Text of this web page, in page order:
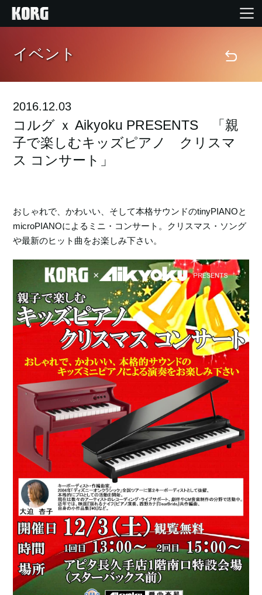
Home
Import Products
Features
Support
Store Locator
News
Location
Social Media
About KORG
イベント
2016.12.03
コルグ ｘ Aikyoku PRESENTS 「親
子で楽しむキッズピアノ クリスマ
ス コンサート」
おしゃれで、かわいい、そして本格サウンドのtinyPIANOと
microPIANOによるミニ・コンサート。クリスマス・ソング
や最新のヒット曲をお楽しみ下さい。